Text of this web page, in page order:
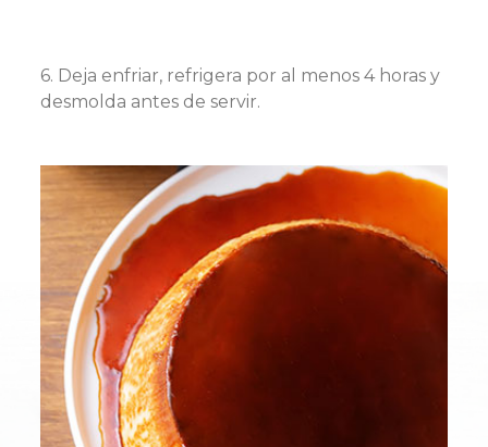
6. Deja enfriar, refrigera por al menos 4 horas y
desmolda antes de servir.